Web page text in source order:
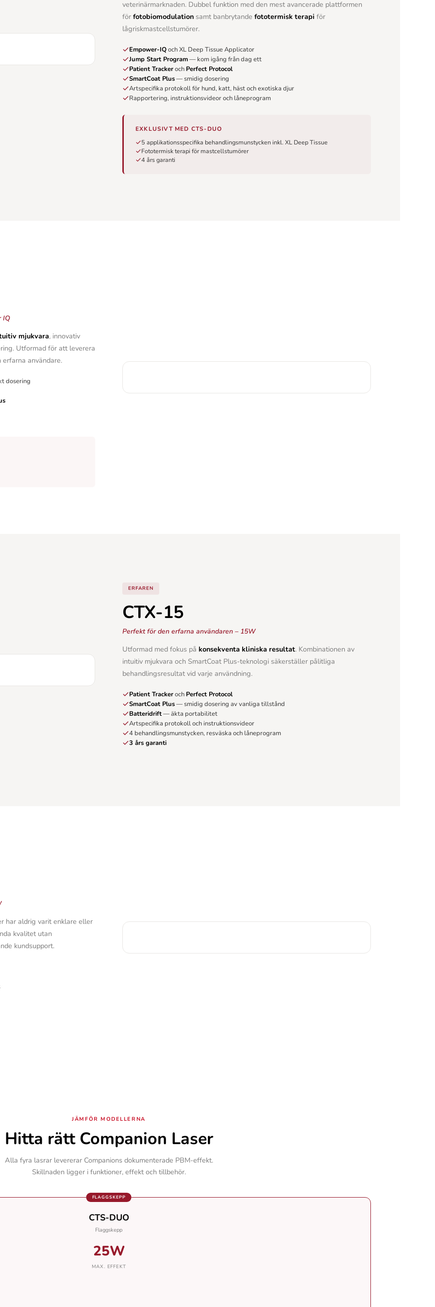
veterinärmarknaden. Dubbel funktion med den mest avancerade plattformen
för fotobiomodulation samt banbrytande fototermisk terapi för
lågriskmastcellstumörer.
Empower-IQoch XL Deep Tissue Applicator
Jump Start Program— kom igång från dag ett
Patient Trackeroch Perfect Protocol
SmartCoat Plus— smidig dosering
Artspecifika protokoll för hund, katt, häst och exotiska djur
Rapportering, instruktionsvideor och låneprogram
EXKLUSIVT MED CTS-DUO
5 applikationsspecifika behandlingsmunstycken inkl. XL Deep Tissue
Fototermisk terapi för mastcellstumörer
4 års garanti
IQ
mjukvara, innovativ
Utformad för att leverera
användare.
dosering
ERFAREN
CTX-15
Perfekt för den erfarna användaren – 15W
Utformad med fokus på konsekventa kliniska resultat. Kombinationen av
intuitiv mjukvara och SmartCoat Plus-teknologi säkerställer pålitliga
behandlingsresultat vid varje användning.
Patient Trackeroch Perfect Protocol
SmartCoat Plus— smidig dosering av vanliga tillstånd
Batteridrift— äkta portabilitet
Artspecifika protokoll och instruktionsvideor
4 behandlingsmunstycken, resväska och låneprogram
3 års garanti
har aldrig varit enklare eller
kvalitet utan
kundsupport.
JÄMFÖR MODELLERNA
Hitta rätt Companion Laser
Alla fyra lasrar levererar Companions dokumenterade PBM-effekt.
Skillnaden ligger i funktioner, effekt och tillbehör.
CTS-DUO
Flaggskepp
25W
MAX. EFFEKT
Vind et gavekort til Hjem-is på 500 kr.
Vi trækker en ny vinder hver måned -
hele
sommeren!
Deltag i lodtrækningen
Du tilmelder dig samtidig vores nyhedsbrev.
Du kan altid afmelde dig igen.